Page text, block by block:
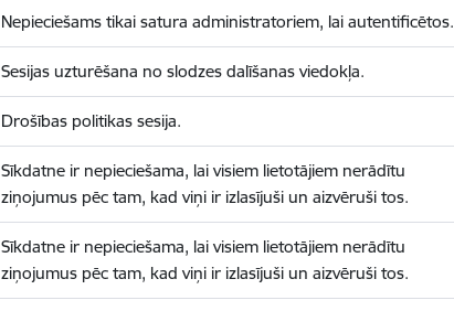
Nepieciešams tikai satura administratoriem, lai autentificētos.
Sesijas uzturēšana no slodzes dalīšanas viedokļa.
Drošības politikas sesija.
Sīkdatne ir nepieciešama, lai visiem lietotājiem nerādītu
ziņojumus pēc tam, kad viņi ir izlasījuši un aizvēruši tos.
Sīkdatne ir nepieciešama, lai visiem lietotājiem nerādītu
ziņojumus pēc tam, kad viņi ir izlasījuši un aizvēruši tos.